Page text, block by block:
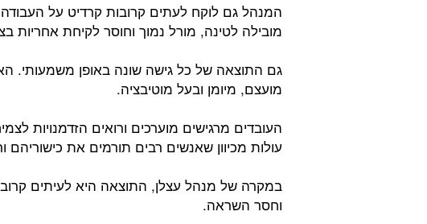
המנהל גם לוקח לעתים קרובות קרדיט על
מובילה לטינה, מורל נמוך וחוסר לקיחת אחריות
גם התוצאה של כל גישה שונה באופן משמעותי.
מועצם, מיומן ובעל מוטיבציה.
העובדים מרגישים מוערכים ורואים הזדמנויות
עולות מכיוון שאנשים רבים תורמים את כישוריהם
במקרה של מנהל עצלן, התוצאה היא לעיתים
וחסר השראה.